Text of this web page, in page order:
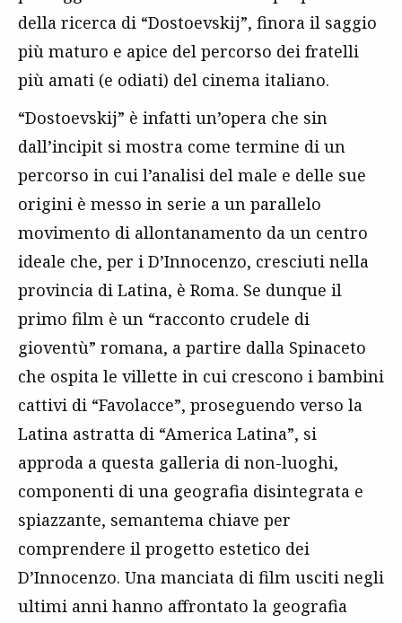
della ricerca di “Dostoevskij”, finora il saggio
più maturo e apice del percorso dei fratelli
più amati (e odiati) del cinema italiano.
“Dostoevskij” è infatti un’opera che sin
dall’incipit si mostra come termine di un
percorso in cui l’analisi del male e delle sue
origini è messo in serie a un parallelo
movimento di allontanamento da un centro
ideale che, per i D’Innocenzo, cresciuti nella
provincia di Latina, è Roma. Se dunque il
primo film è un “racconto crudele di
gioventù” romana, a partire dalla Spinaceto
che ospita le villette in cui crescono i bambini
cattivi di “Favolacce”, proseguendo verso la
Latina astratta di “America Latina”, si
approda a questa galleria di non-luoghi,
componenti di una geografia disintegrata e
spiazzante, semantema chiave per
comprendere il progetto estetico dei
D’Innocenzo. Una manciata di film usciti negli
ultimi anni hanno affrontato la geografia